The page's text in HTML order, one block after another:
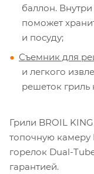
баллон.
поможет
и посуду;
Съемник для
и легкого
решеток гриль
Грили BROIL
топочную
горелок Dual-
гарантией.